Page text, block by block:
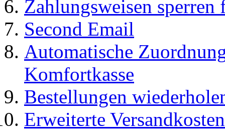
Zahlungsweisen
Second Email
Automatische
Komfortkasse
Bestellungen
Erweiterte Versandkosten